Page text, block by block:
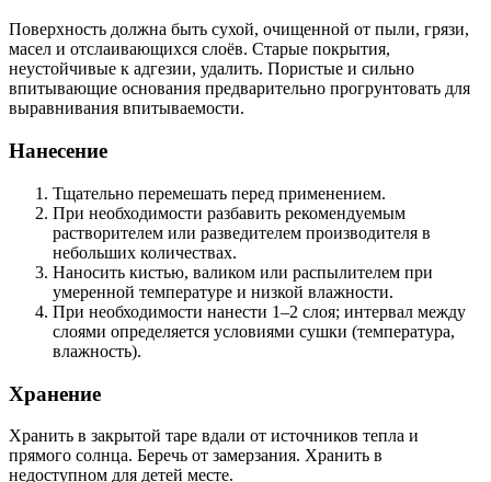
Поверхность должна быть сухой, очищенной от пыли, грязи,
масел и отслаивающихся слоёв. Старые покрытия,
неустойчивые к адгезии, удалить. Пористые и сильно
впитывающие основания предварительно прогрунтовать для
выравнивания впитываемости.
Нанесение
Тщательно перемешать перед применением.
При необходимости разбавить рекомендуемым
растворителем или разведителем производителя в
небольших количествах.
Наносить кистью, валиком или распылителем при
умеренной температуре и низкой влажности.
При необходимости нанести 1–2 слоя; интервал между
слоями определяется условиями сушки (температура,
влажность).
Хранение
Хранить в закрытой таре вдали от источников тепла и
прямого солнца. Беречь от замерзания. Хранить в
недоступном для детей месте.